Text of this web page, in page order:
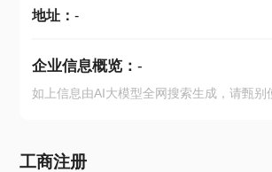
地址： -
企业信息概览： -
如上信息由AI大模型全网搜索生成，请甄别
工商注册